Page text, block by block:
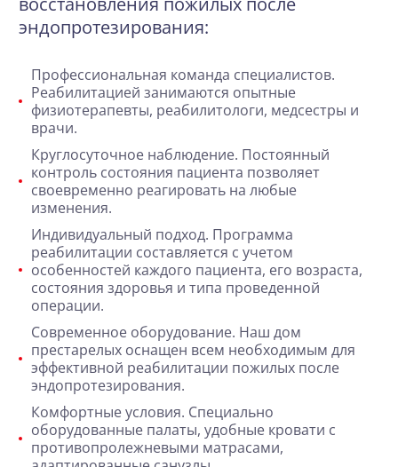
эндопротезирования:
Профессиональная команда специалистов.
Реабилитацией занимаются опытные
физиотерапевты, реабилитологи, медсестры и
врачи.
Круглосуточное наблюдение. Постоянный
контроль состояния пациента позволяет
своевременно реагировать на любые
изменения.
Индивидуальный подход. Программа
реабилитации составляется с учетом
особенностей каждого пациента, его возраста,
состояния здоровья и типа проведенной
операции.
Современное оборудование. Наш дом
престарелых оснащен всем необходимым для
эффективной реабилитации пожилых после
эндопротезирования.
Комфортные условия. Специально
оборудованные палаты, удобные кровати с
противопролежневыми матрасами,